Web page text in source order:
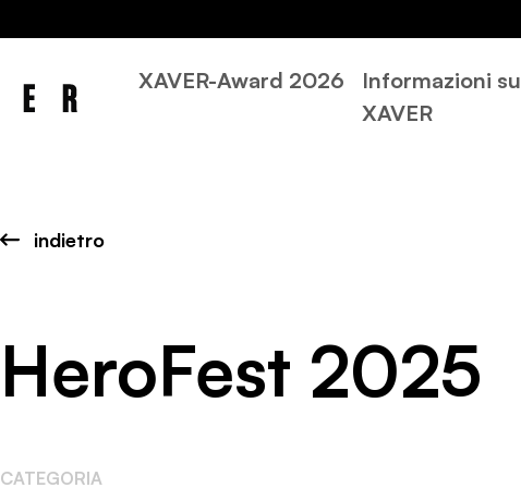
XAVER-Award 2026
Informazioni su
XAVER
indietro
HeroFest 2025
CATEGORIA